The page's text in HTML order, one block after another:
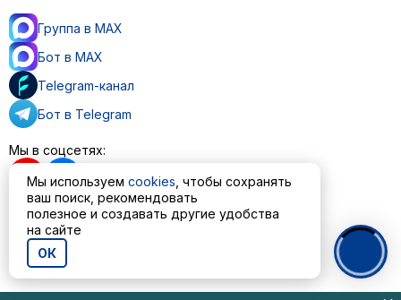
Группа в MAX
Бот в MAX
Telegram-канал
Бот в Telegram
Мы в соцсетях:
Пользовательское соглашение
Политика обработки персональных данных
© ООО «МППМ» 2023—2026
Мы используем cookies , чтобы сохранять
ваш поиск, рекомендовать
полезное и создавать другие удобства
на сайте
ОК